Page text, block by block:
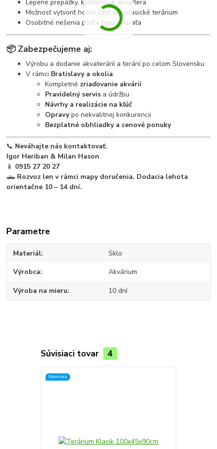
Lepené prepážky, kombinácie akva/tera
Možnosť vytvoriť hornú časť ako klasické terárium
Osobitné riešenia podľa typu zvieraťa
📦 Zabezpečujeme aj:
Výrobu a dodanie akvaterárií a terárií po celom Slovensku
V rámci Bratislavy a okolia:
Kompletné zriaďovanie akvárií
Pravidelný servis a údržbu
Návrhy a realizácie na kľúč
Opravypo nekvalitnej konkurencii
Bezplatné obhliadky a cenové ponuky
📞 Neváhajte nás kontaktovať:
Igor Heriban & Milan Hason
📱 0915 27 20 27
🛻 Rozvoz len v rámci mapy doručenia. Dodacia lehota
orientačne 10 – 14 dní.
Parametre
Materiál Sklo
Výrobca Akvárium
Výroba na mieru 10 dní
Súvisiaci tovar 4
Novinka